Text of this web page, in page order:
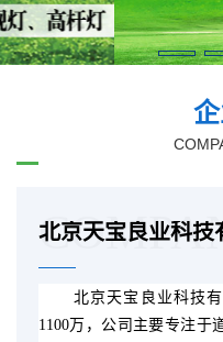
北京天宝良业科技
北京天宝良业科技
1100万，公司主要专注于